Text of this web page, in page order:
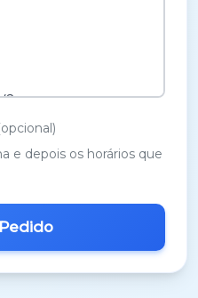
Artes
e depois os horários que